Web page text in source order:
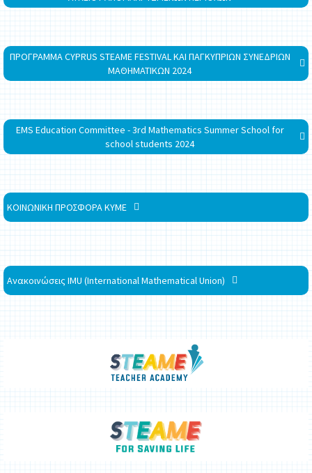
ΠΡΟΓΡΑΜΜΑ CYPRUS STEAME FESTIVAL ΚΑΙ ΠΑΓΚΥΠΡΙΩΝ ΣΥΝΕΔΡΙΩΝ
ΜΑΘΗΜΑΤΙΚΩΝ 2024
EMS Education Committee - 3rd Mathematics Summer School for
school students 2024
ΚΟΙΝΩΝΙΚΗ ΠΡΟΣΦΟΡΑ ΚΥΜΕ
Ανακοινώσεις IMU (International Mathematical Union)